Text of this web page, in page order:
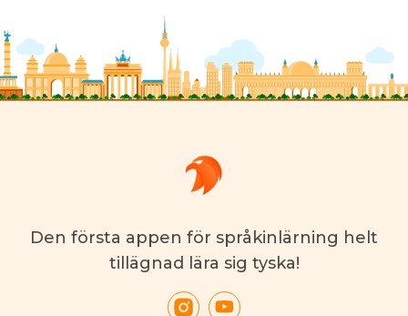
Den första appen för språkinlärning helt
tillägnad lära sig tyska!